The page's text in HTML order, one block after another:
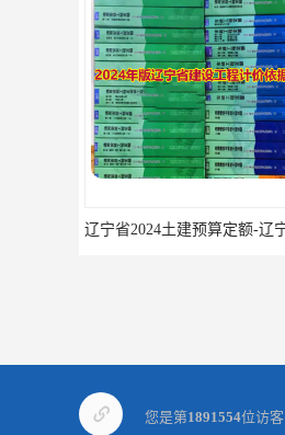
辽宁省2024土建预算定额-辽宁安装预算定额-辽宁通风空调安装定额
您是第1891554位访客